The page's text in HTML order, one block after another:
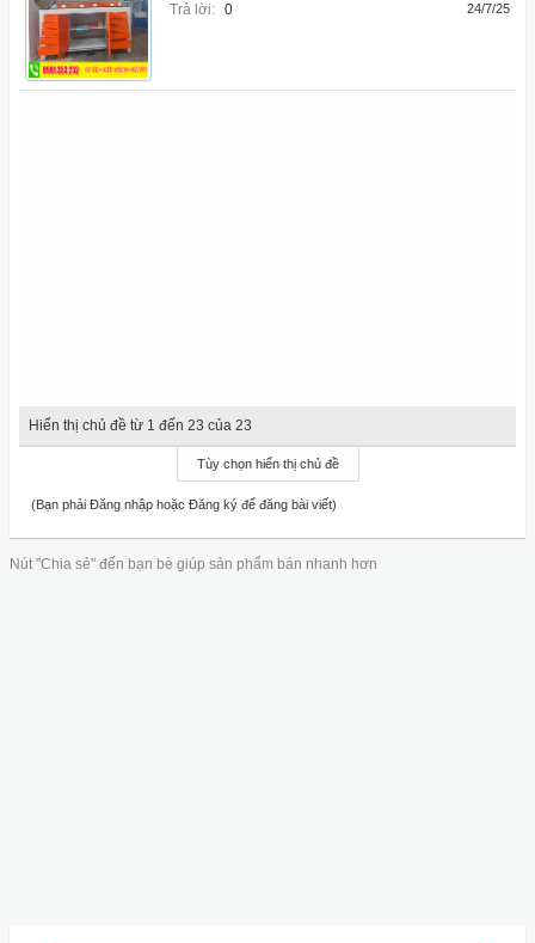
Trả lời: 0 24/7/25
Hiển thị chủ đề từ 1 đến 23 của 23
Tùy chọn hiển thị chủ đề
(Bạn phải Đăng nhập hoặc Đăng ký để đăng bài viết)
Nút "Chia sẻ" đến bạn bè giúp sản phẩm bán nhanh hơn